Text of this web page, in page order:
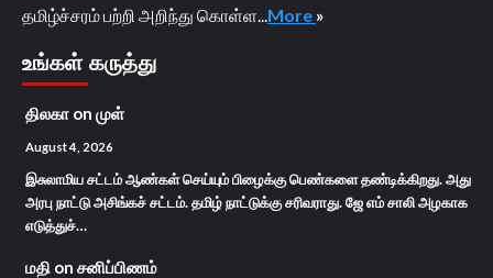
தமிழ்ச்சரம் பற்றி அறிந்து கொள்ள... More »
உங்கள் கருத்து
திலகா on முள்
August 4, 2026
இசுலாமிய சட்டம் ஆண்கள் செய்யும் பிழைக்கு பெண்களை தண்டிக்கிறது. அது
அரபு நாட்டு அசிங்கச் சட்டம். தமிழ் நாட்டுக்கு சரிவராது. ஜே எம் சாலி அழகாக
எடுத்துச்…
மதி on சனிப்பிணம்